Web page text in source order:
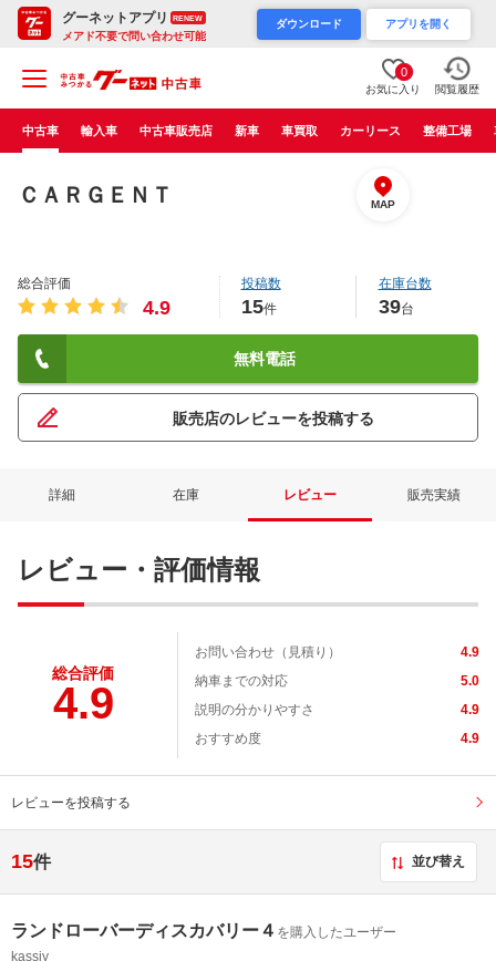
グーネットアプリ RENEW
メアド不要で問い合わせ可能
ダウンロード アプリを開く
0
お気に入り 閲覧履歴
中古車 輸入車 中古車販売店 新車 車買取 カーリース 整備工場
ＣＡＲＧＥＮＴ MAP
総合評価
4.9
投稿数
15件
在庫台数
39台
無料電話
販売店のレビューを投稿する
詳細 在庫 レビュー 販売実績
レビュー・評価情報
総合評価
4.9
お問い合わせ（見積り）
4.9
納車までの対応
5.0
説明の分かりやすさ
4.9
おすすめ度
4.9
レビューを投稿する
15件 並び替え
ランドローバーディスカバリー４ を購入したユーザー
kassiy